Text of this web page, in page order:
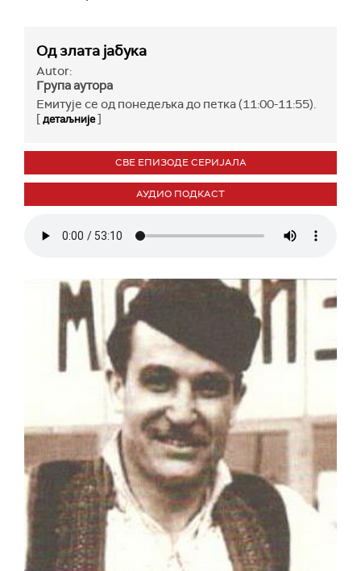
Од злата јабука
Autor:
Група аутора
Емитује се од понедељка до петка (11:00-11:55).
[детаљније]
СВЕ ЕПИЗОДЕ СЕРИЈАЛА
АУДИО ПОДКАСТ